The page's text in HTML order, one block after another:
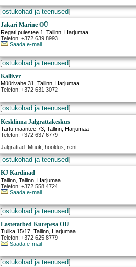
[ostukohad ja teenused]
Jakari Marine OÜ
Regati puiestee 1 ,Tallinn , Harjumaa
Telefon: +372 639 8993
Saada e-mail
[ostukohad ja teenused]
Kalliver
Müürivahe 31 ,Tallinn , Harjumaa
Telefon: +372 631 3072
[ostukohad ja teenused]
Kesklinna Jalgrattakeskus
Tartu maantee 73 ,Tallinn , Harjumaa
Telefon: +372 637 6779
Jalgrattad. Müük, hooldus, rent
[ostukohad ja teenused]
KJ Kardinad
Tallinn ,Tallinn , Harjumaa
Telefon: +372 558 4724
Saada e-mail
[ostukohad ja teenused]
Lastetarbed Kurepesa OÜ
Tulika 15/17 ,Tallinn , Harjumaa
Telefon: +372 625 8779
Saada e-mail
[ostukohad ja teenused]